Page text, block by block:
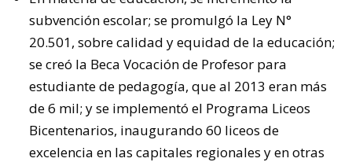
subvención escolar; se promulgó la Ley N°
20.501, sobre calidad y equidad de la educación;
se creó la Beca Vocación de Profesor para
estudiante de pedagogía, que al 2013 eran más
de 6 mil; y se implementó el Programa Liceos
Bicentenarios, inaugurando 60 liceos de
excelencia en las capitales regionales y en otras